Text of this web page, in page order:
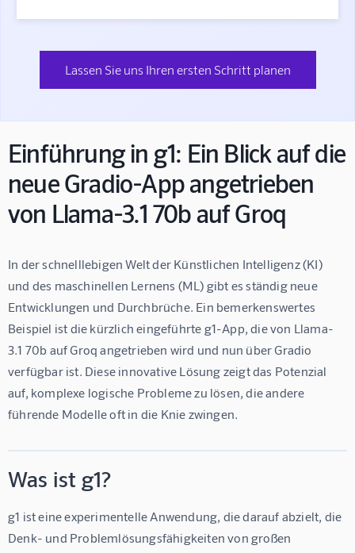
Lassen Sie uns Ihren ersten Schritt planen
Einführung in g1: Ein Blick auf die
neue Gradio-App angetrieben
von Llama-3.1 70b auf Groq
In der schnelllebigen Welt der Künstlichen Intelligenz (KI)
und des maschinellen Lernens (ML) gibt es ständig neue
Entwicklungen und Durchbrüche. Ein bemerkenswertes
Beispiel ist die kürzlich eingeführte g1-App, die von Llama-
3.1 70b auf Groq angetrieben wird und nun über Gradio
verfügbar ist. Diese innovative Lösung zeigt das Potenzial
auf, komplexe logische Probleme zu lösen, die andere
führende Modelle oft in die Knie zwingen.
Was ist g1?
g1 ist eine experimentelle Anwendung, die darauf abzielt, die
Denk- und Problemlösungsfähigkeiten von großen